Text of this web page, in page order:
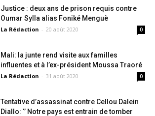
Justice : deux ans de prison requis contre
Oumar Sylla alias Foniké Menguè
La Rédaction - 20 août 2020 0
Mali: la junte rend visite aux familles
influentes et à l’ex-président Moussa Traoré
La Rédaction - 31 août 2020 0
Tentative d’assassinat contre Cellou Dalein
Diallo: ‘’ Notre pays est entrain de tomber